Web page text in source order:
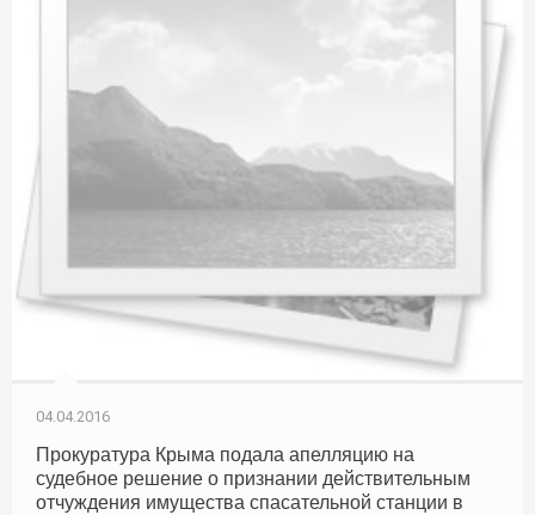
04.04.2016
Прокуратура Крыма подала апелляцию на
судебное решение о признании действительным
отчуждения имущества спасательной станции в